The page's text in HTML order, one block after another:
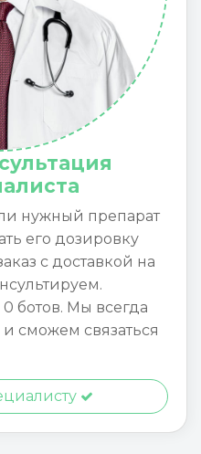
нужный препарат
его дозировку
с доставкой на
ботов. Мы всегда
сможем связаться